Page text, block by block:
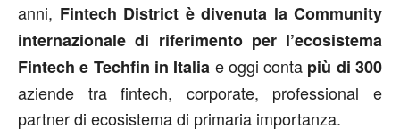
anni, Fintech District è divenuta la Community
internazionale di riferimento per l’ecosistema
Fintech e Techfin in Italia e oggi conta più di 300
aziende tra fintech, corporate, professional e
partner di ecosistema di primaria importanza.